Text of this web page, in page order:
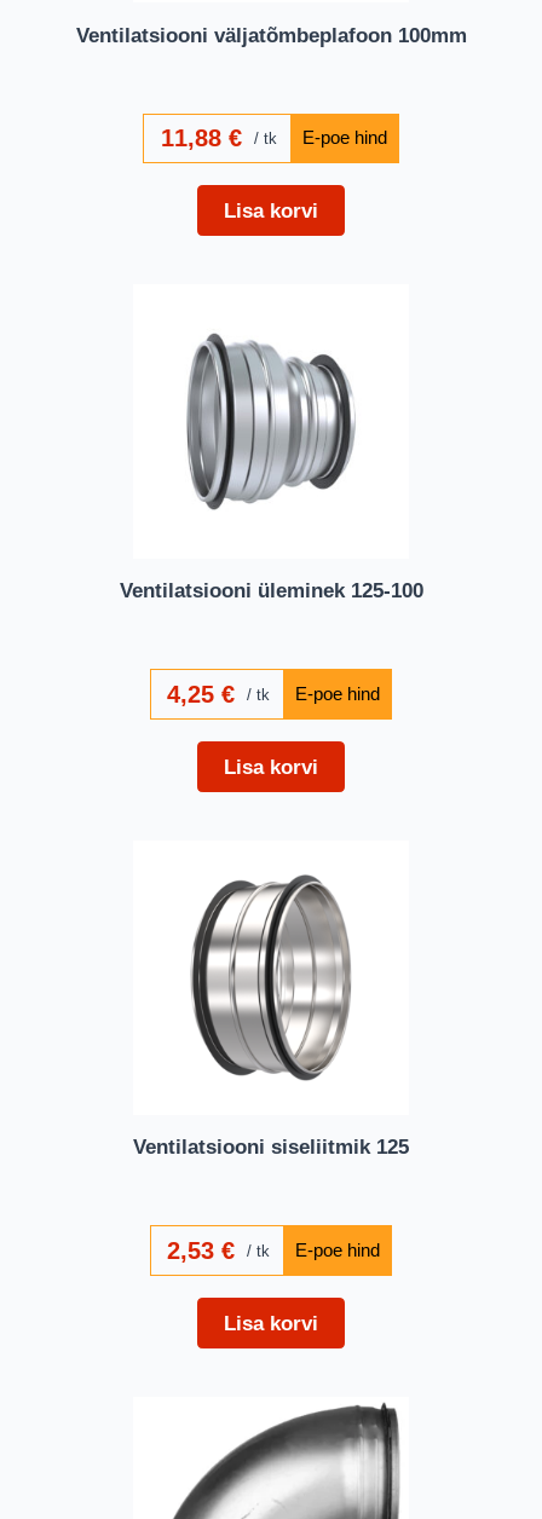
Ventilatsiooni väljatõmbeplafoon 100mm
11,88 € tk
Lisa korvi
Ventilatsiooni üleminek 125-100
4,25€ tk
Lisa korvi
Ventilatsiooni siseliitmik 125
2,53€ tk
Lisa korvi